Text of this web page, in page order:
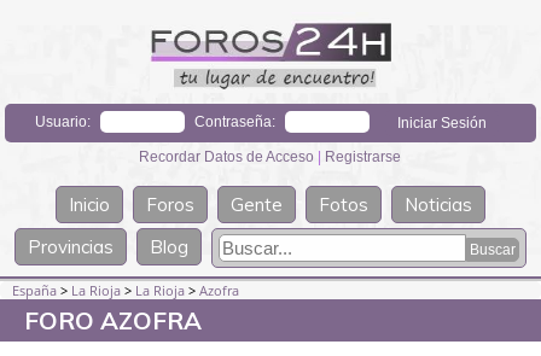
Usuario: Contraseña:
Recordar Datos de Acceso | Registrarse
Inicio Foros Gente Fotos
Noticias
Provincias
Blog
España > La Rioja > La Rioja > Azofra
FORO AZOFRA